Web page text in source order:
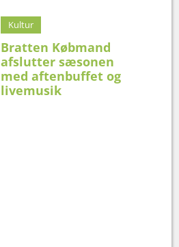
Kultur
Bratten Købmand
afslutter sæsonen
med aftenbuffet og
livemusik